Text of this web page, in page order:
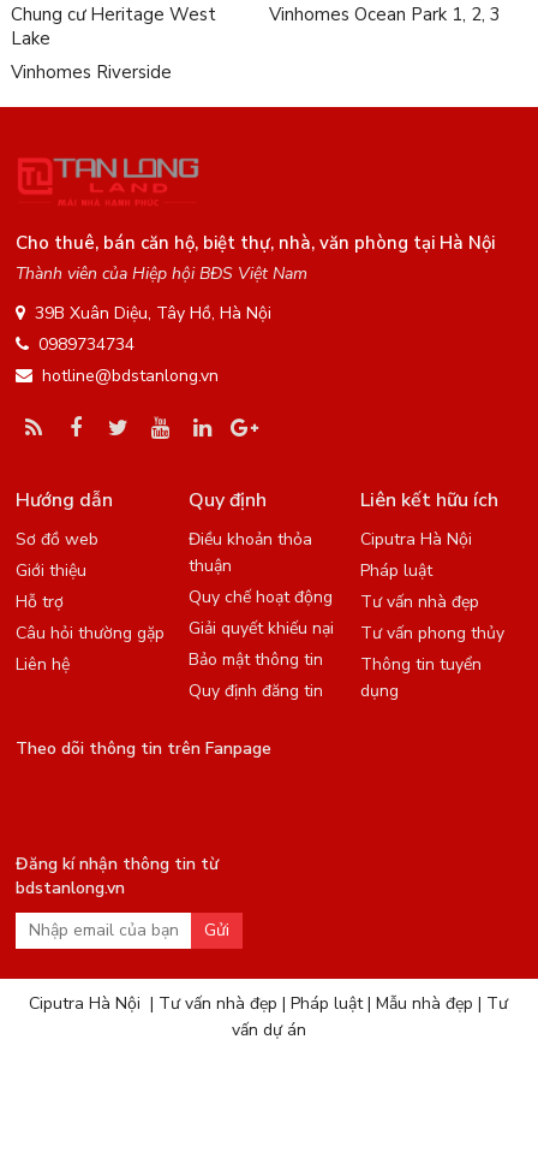
Chung cư Heritage West
Lake
Vinhomes Ocean Park 1, 2, 3
Vinhomes Riverside
Cho thuê, bán căn hộ, biệt thự, nhà, văn phòng tại Hà Nội
Thành viên của Hiệp hội BĐS Việt Nam
39B Xuân Diệu, Tây Hồ, Hà Nội
0989734734
hotline@bdstanlong.vn
Hướng dẫn
Sơ đồ web
Giới thiệu
Hỗ trợ
Câu hỏi thường gặp
Liên hệ
Quy định
Điều khoản thỏa
thuận
Quy chế hoạt động
Giải quyết khiếu nại
Bảo mật thông tin
Quy định đăng tin
Liên kết hữu ích
Ciputra Hà Nội
Pháp luật
Tư vấn nhà đẹp
Tư vấn phong thủy
Thông tin tuyển
dụng
Theo dõi thông tin trên Fanpage
Đăng kí nhận thông tin từ
bdstanlong.vn
Gửi
Ciputra Hà Nội | Tư vấn nhà đẹp |Pháp luật|Mẫu nhà đẹp | Tư
vấn dự án